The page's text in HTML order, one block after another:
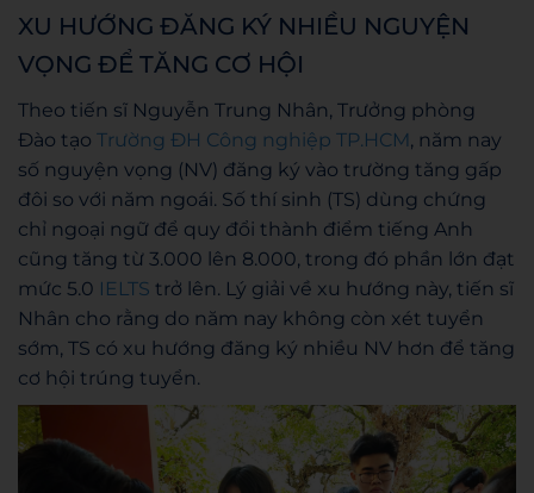
XU HƯỚNG ĐĂNG KÝ NHIỀU NGUYỆN
VỌNG ĐỂ TĂNG CƠ HỘI
Theo tiến sĩ Nguyễn Trung Nhân, Trưởng phòng
Đào tạo Trường ĐH Công nghiệp TP.HCM, năm nay
số nguyện vọng (NV) đăng ký vào trường tăng gấp
đôi so với năm ngoái. Số thí sinh (TS) dùng chứng
chỉ ngoại ngữ để quy đổi thành điểm tiếng Anh
cũng tăng từ 3.000 lên 8.000, trong đó phần lớn đạt
mức 5.0 IELTS trở lên. Lý giải về xu hướng này, tiến sĩ
Nhân cho rằng do năm nay không còn xét tuyển
sớm, TS có xu hướng đăng ký nhiều NV hơn để tăng
cơ hội trúng tuyển.